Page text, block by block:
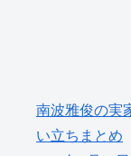
南波雅俊の実
い立ちまとめ